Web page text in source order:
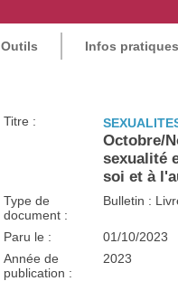
Outils Infos pratiques
Titre :
Octobre/
sexualité
soi et à
Type de
document :
Bulletin :
Paru le :
01/10/2023
Année de
publication :
2023